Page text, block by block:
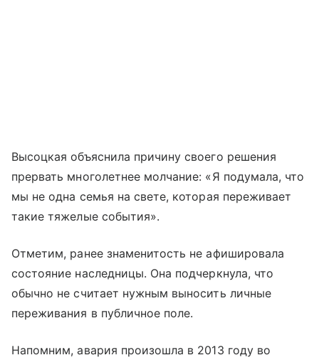
Высоцкая объяснила причину своего решения
прервать многолетнее молчание: «Я подумала, что
мы не одна семья на свете, которая переживает
такие тяжелые события».
Отметим, ранее знаменитость не афишировала
состояние наследницы. Она подчеркнула, что
обычно не считает нужным выносить личные
переживания в публичное поле.
Напомним, авария произошла в 2013 году во